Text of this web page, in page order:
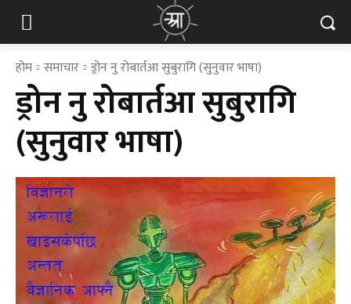
होम समाचार ड्रोन नु रोबार्तआ सुबुरागि (सुनुवार भाषा)
ड्रोन नु रोबार्तआ सुबुरागि
(सुनुवार भाषा)